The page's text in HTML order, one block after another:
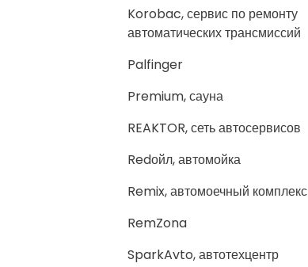
Korobac, сервис по ремонту
автоматических трансмиссий
Palfinger
Premium, сауна
REAKTOR, сеть автосервисов
Redойл, автомойка
Remix, автомоечный комплекс
RemZona
SparkAvto, автотехцентр